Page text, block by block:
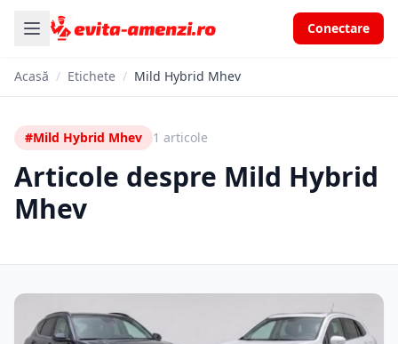
Conectare
Acasă / Etichete / Mild Hybrid Mhev
#Mild Hybrid Mhev 1 articole
Articole despre Mild Hybrid
Mhev